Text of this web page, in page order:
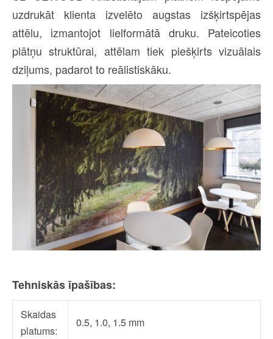
uzdrukāt klienta izvelēto augstas izšķirtspējas
attēlu, izmantojot lielformātā druku. Pateicoties
plātņu struktūrai, attēlam tiek piešķirts vizuālais
dziļums, padarot to reālistiskāku.
Tehniskās īpašības:
Skaidas
platums:
0.5, 1.0, 1.5 mm